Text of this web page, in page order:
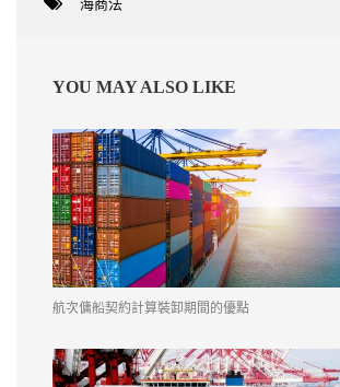
海商法
YOU MAY ALSO LIKE
航次傭船契約計算裝卸期間的優點